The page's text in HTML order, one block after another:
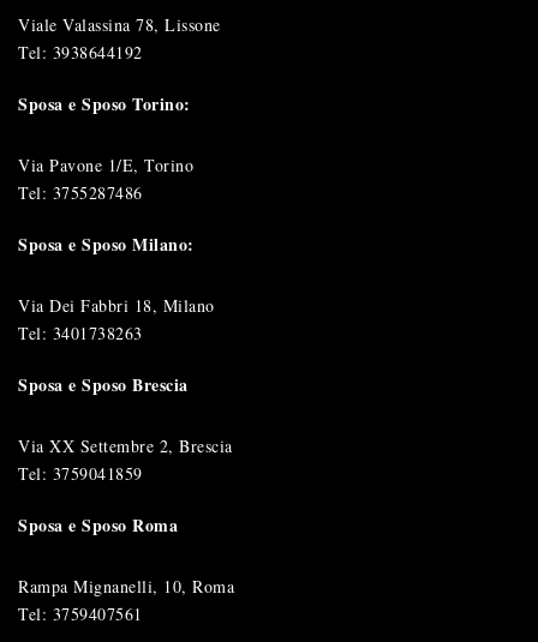
Viale Valassina 78, Lissone
Tel: 3938644192
Sposa e Sposo Torino:
Via Pavone 1/E, Torino
Tel: 3755287486
Sposa e Sposo Milano:
Via Dei Fabbri 18, Milano
Tel: 3401738263
Sposa e Sposo Brescia
Via XX Settembre 2, Brescia
Tel: 3759041859
Sposa e Sposo Roma
Rampa Mignanelli, 10, Roma
Tel: 3759407561